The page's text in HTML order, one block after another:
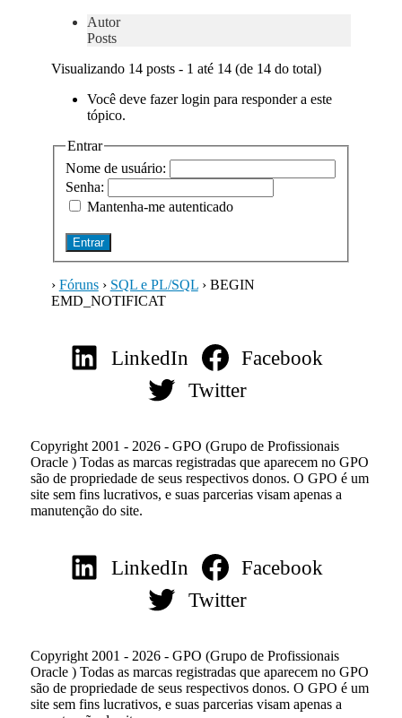
Autor
Posts
Visualizando 14 posts - 1 até 14 (de 14 do total)
Você deve fazer login para responder a este
tópico.
Entrar
Nome de usuário:
Senha:
Mantenha-me autenticado
Entrar
› Fóruns › SQL e PL/SQL › BEGIN
EMD_NOTIFICAT
LinkedIn
Facebook
Twitter
Copyright 2001 - 2026 - GPO (Grupo de Profissionais
Oracle ) Todas as marcas registradas que aparecem no GPO
são de propriedade de seus respectivos donos. O GPO é um
site sem fins lucrativos, e suas parcerias visam apenas a
manutenção do site.
LinkedIn
Facebook
Twitter
Copyright 2001 - 2026 - GPO (Grupo de Profissionais
Oracle ) Todas as marcas registradas que aparecem no GPO
são de propriedade de seus respectivos donos. O GPO é um
site sem fins lucrativos, e suas parcerias visam apenas a